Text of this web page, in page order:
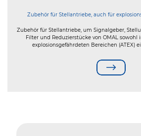
Zubehör für Stellantriebe, auch für
Zubehör für Stellantriebe, um Signalgeber,
Filter und Reduzierstücke von OMAL sowohl
explosionsgefährdeten Bereichen (ATEX)